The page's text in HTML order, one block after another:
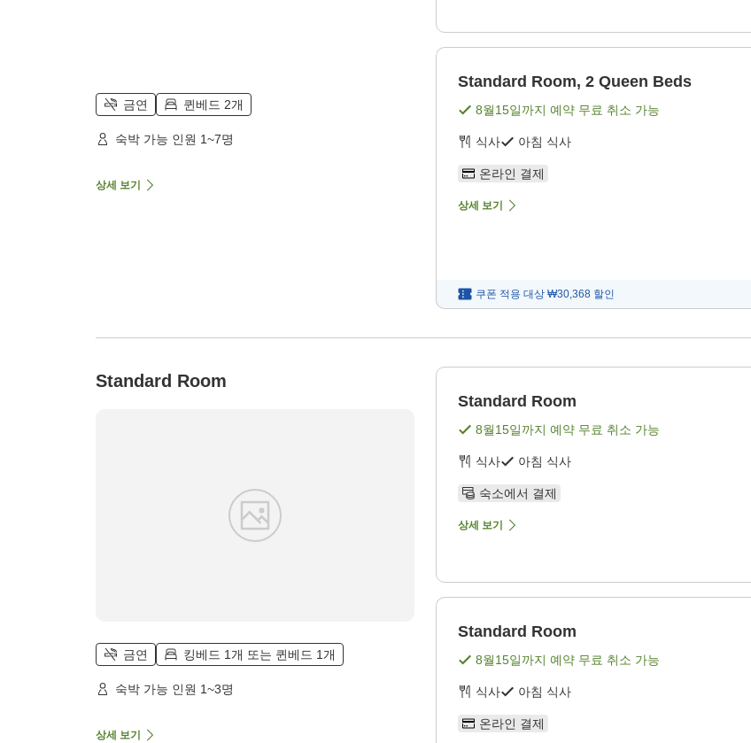
금연 퀸베드 2개
숙박 가능 인원 1~7명
상세 보기
Standard Room, 2 Queen Beds
8월15일까지 예약 무료 취소 가능
식사 아침 식사
온라인 결제
상세 보기
쿠폰 적용 대상 ₩30,368 할인
Standard Room
금연 킹베드 1개 또는 퀸베드 1개
숙박 가능 인원 1~3명
상세 보기
Standard Room
8월15일까지 예약 무료 취소 가능
식사 아침 식사
숙소에서 결제
상세 보기
Standard Room
8월15일까지 예약 무료 취소 가능
식사 아침 식사
온라인 결제